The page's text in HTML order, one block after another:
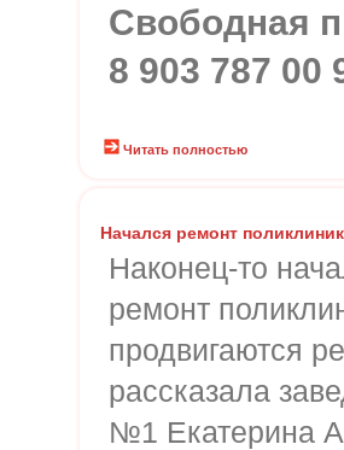
Свободная
8 903 787 00
Читать полностью
Начался ремонт
Наконец-то
ремонт
продвигаются
рассказала
№1 Екатерина